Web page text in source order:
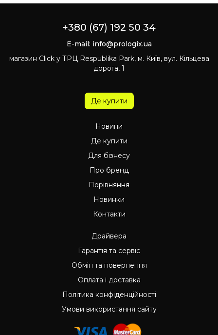
+380 (67) 192 50 34
E-mail: info@prologix.ua
магазин Click у ТРЦ Respublika Park, м. Київ, вул. Кільцева
дорога, 1
Де купити
Новини
Де купити
Для бізнесу
Про бренд
Порівняння
Новинки
Контакти
Драйвера
Гарантія та сервіс
Обмін та повернення
Оплата і доставка
Політика конфіденційності
Умови використання сайту